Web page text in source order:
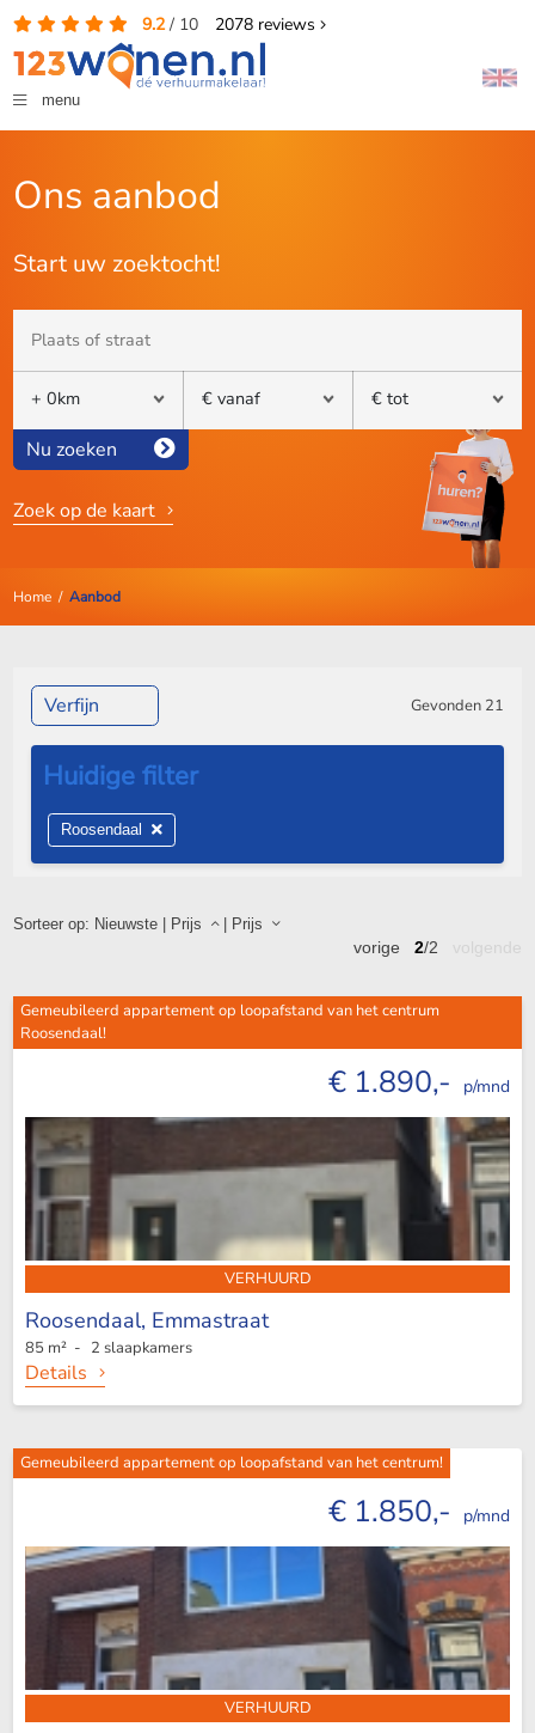
9.2/ 10 2078reviews
menu
Ons aanbod
Start uw zoektocht!
Nu zoeken
Zoek op de kaart
Home/ Aanbod
Sorteer op: Nieuwste| Prijs | Prijs
vorige 2/2
Gemeubileerd appartement op loopafstand van het centrum
Roosendaal!
€ 1.890,- p/mnd
VERHUURD
Roosendaal, Emmastraat
85 m² - 2 slaapkamers
Details
Gemeubileerd appartement op loopafstand van het centrum!
€ 1.850,- p/mnd
VERHUURD
Verfijn Gevonden 21
Roosendaal